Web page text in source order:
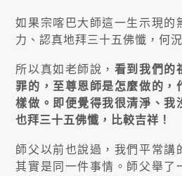
如果宗喀巴大師這一生示現的
力、認真地拜三十五佛懺，何
所以真如老師說， 看到我們的
罪的，至尊恩師是怎麼做的，
樣做。即便覺得我很清淨、我
也拜三十五佛懺，比較吉祥！
師父以前也說過，我們平常講
其實是同一件事情。師父舉了